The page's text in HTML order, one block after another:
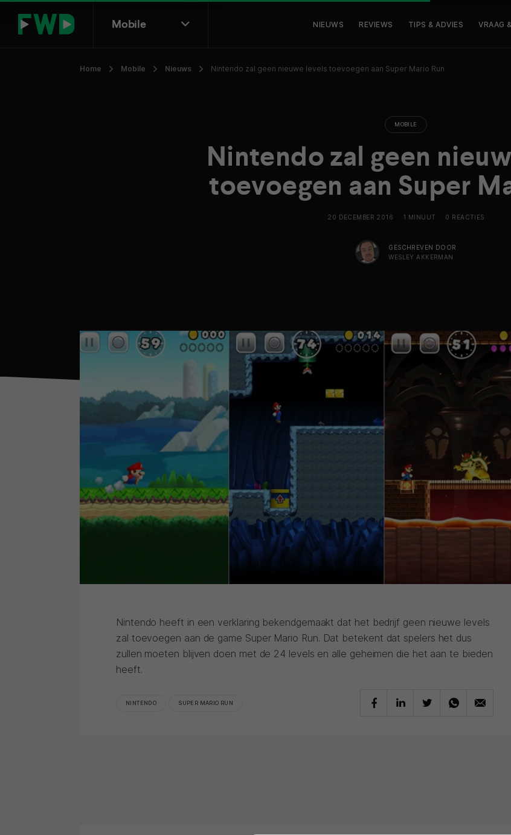
Mobile NIEUWS REVIEWS TIPS & ADVIES VRAAG
Home Mobile Nieuws Nintendo zal geen nieuwe levels toevoegen aan Super Mario Run
MOBILE
Nintendo zal geen
toevoegen aan Super
20 DECEMBER 2016 1 MINUUT 0 REACTIES
GESCHREVEN DOOR
WESLEY AKKERMAN
Nintendo heeft in een verklaring bekendgemaakt dat het bedrijf geen nieuwe levels
zal toevoegen aan de game Super Mario Run. Dat betekent dat spelers het dus
zullen moeten blijven doen met de 24 levels en alle geheimen die het aan te bieden
heeft.
NINTENDO SUPER MARIO RUN